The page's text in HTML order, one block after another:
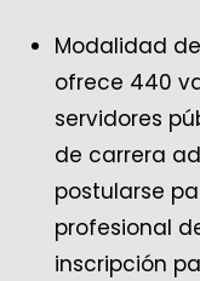
Modalidad
ofrece 440
servidores
de carrera
postularse
profesional
inscripción